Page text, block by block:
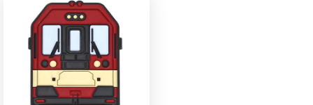
Nejdražší
Nejprodávanější
Abecedně